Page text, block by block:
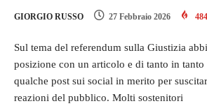
GIORGIO RUSSO 27 Febbraio 2026 484
Sul tema del referendum sulla Giustizia
posizione con un articolo e di tanto in
qualche post sui social in merito per
reazioni del pubblico. Molti sostenitori